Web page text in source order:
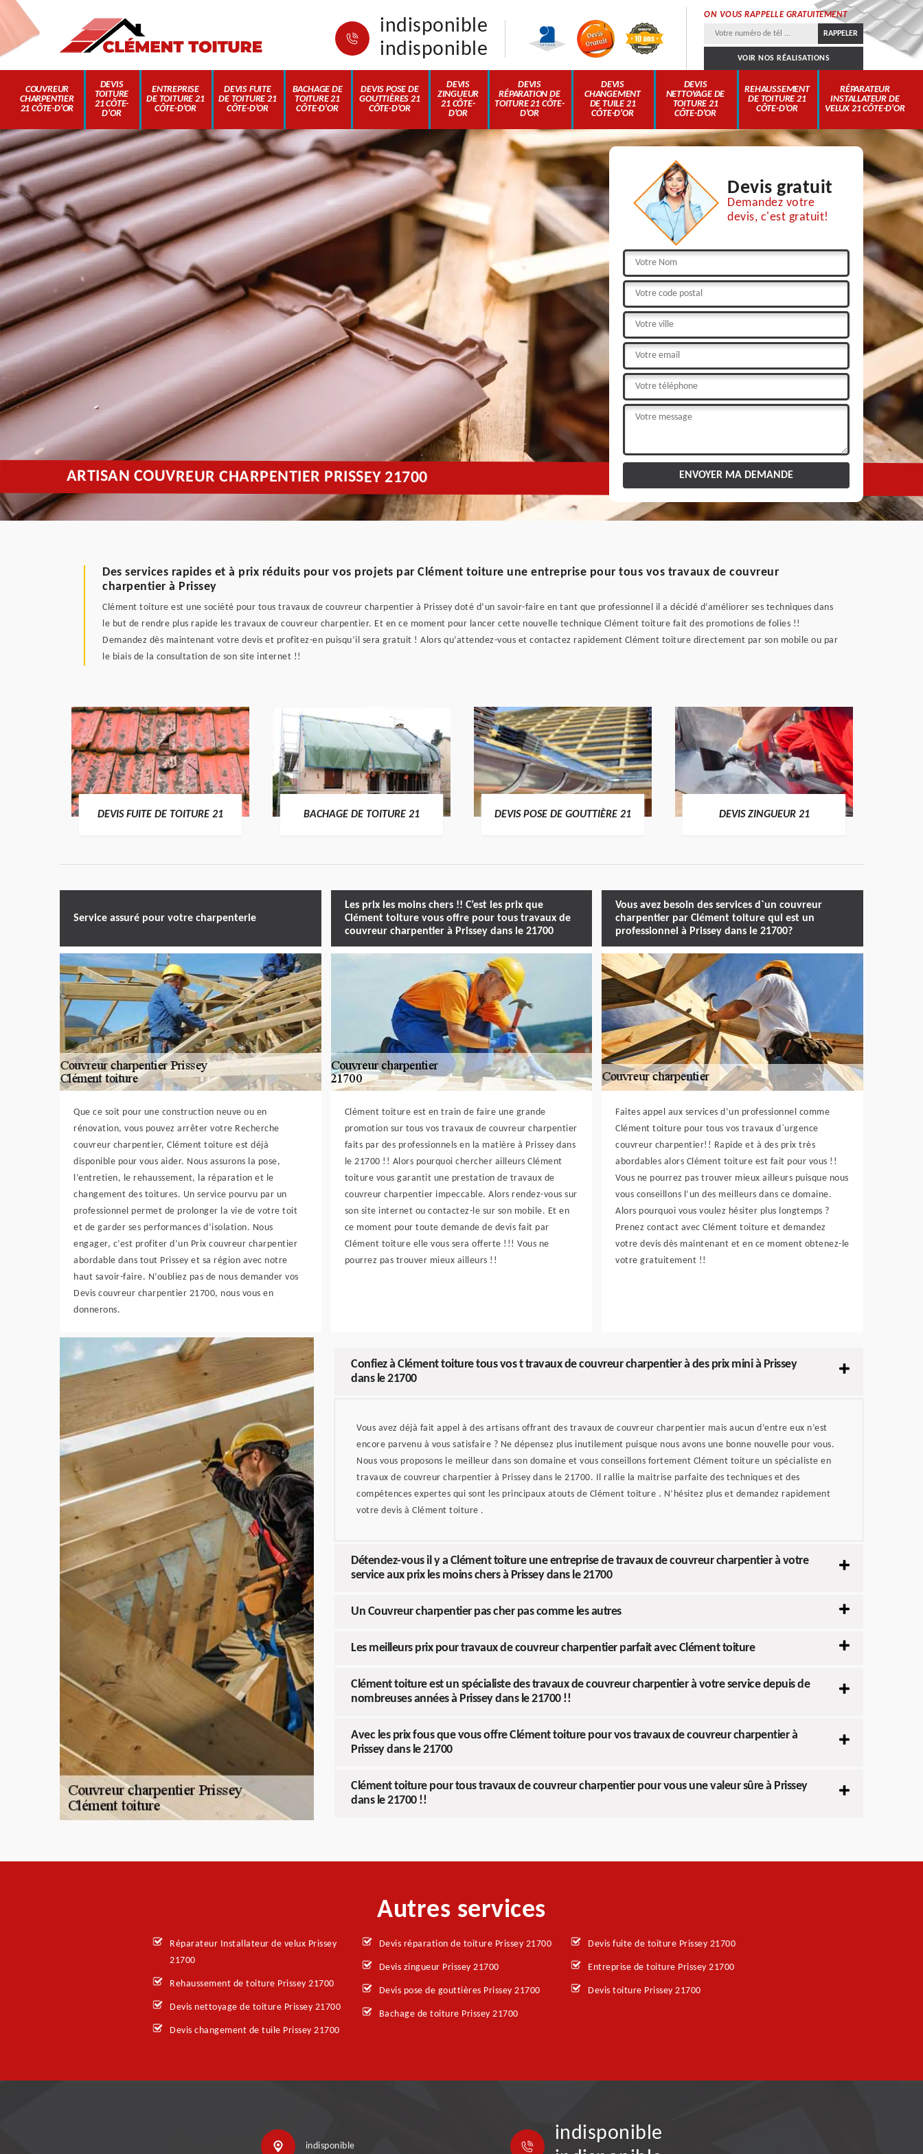
indisponible
indisponible
ON VOUS RAPPELLE GRATUITEMENT
VOIR NOS RÉALISATIONS
COUVREUR
CHARPENTIER
21 CÔTE-D'OR
DEVIS
TOITURE
21 CÔTE-
D'OR
ENTREPRISE
DE TOITURE 21
CÔTE-D'OR
DEVIS FUITE
DE TOITURE 21
CÔTE-D'OR
BACHAGE DE
TOITURE 21
CÔTE-D'OR
DEVIS POSE DE
GOUTTIÈRES 21
CÔTE-D'OR
DEVIS
ZINGUEUR
21 CÔTE-
D'OR
DEVIS
RÉPARATION DE
TOITURE 21 CÔTE-
D'OR
DEVIS
CHANGEMENT
DE TUILE 21
CÔTE-D'OR
DEVIS
NETTOYAGE DE
TOITURE 21
CÔTE-D'OR
REHAUSSEMENT
DE TOITURE 21
CÔTE-D'OR
RÉPARATEUR
INSTALLATEUR DE
VELUX 21 CÔTE-D'OR
Devis gratuit
Demandez votre
devis, c'est gratuit!
ARTISAN COUVREUR CHARPENTIER PRISSEY 21700
Des services rapides et à prix réduits pour vos projets par Clément toiture une entreprise pour tous vos travaux de couvreur
charpentier à Prissey
Clément toiture est une société pour tous travaux de couvreur charpentier à Prissey doté d’un savoir-faire en tant que professionnel il a décidé d’améliorer ses techniques dans
le but de rendre plus rapide les travaux de couvreur charpentier. Et en ce moment pour lancer cette nouvelle technique Clément toiture fait des promotions de folies !!
Demandez dès maintenant votre devis et profitez-en puisqu’il sera gratuit ! Alors qu’attendez-vous et contactez rapidement Clément toiture directement par son mobile ou par
le biais de la consultation de son site internet !!
DEVIS FUITE DE TOITURE 21 BACHAGE DE TOITURE 21 DEVIS POSE DE GOUTTIÈRE 21 DEVIS ZINGUEUR 21
Service assuré pour votre charpenterie
Que ce soit pour une construction neuve ou en
rénovation, vous pouvez arrêter votre Recherche
couvreur charpentier, Clément toiture est déjà
disponible pour vous aider. Nous assurons la pose,
l’entretien, le rehaussement, la réparation et le
changement des toitures. Un service pourvu par un
professionnel permet de prolonger la vie de votre toit
et de garder ses performances d’isolation. Nous
engager, c’est profiter d’un Prix couvreur charpentier
abordable dans tout Prissey et sa région avec notre
haut savoir-faire. N’oubliez pas de nous demander vos
Devis couvreur charpentier 21700, nous vous en
donnerons.
Les prix les moins chers !! C’est les prix que
Clément toiture vous offre pour tous travaux de
couvreur charpentier à Prissey dans le 21700
Clément toiture est en train de faire une grande
promotion sur tous vos travaux de couvreur charpentier
faits par des professionnels en la matière à Prissey dans
le 21700 !! Alors pourquoi chercher ailleurs Clément
toiture vous garantit une prestation de travaux de
couvreur charpentier impeccable. Alors rendez-vous sur
son site internet ou contactez-le sur son mobile. Et en
ce moment pour toute demande de devis fait par
Clément toiture elle vous sera offerte !!! Vous ne
pourrez pas trouver mieux ailleurs !!
Vous avez besoin des services d`un couvreur
charpentier par Clément toiture qui est un
professionnel à Prissey dans le 21700?
Faites appel aux services d’un professionnel comme
Clément toiture pour tous vos travaux d`urgence
couvreur charpentier!! Rapide et à des prix très
abordables alors Clément toiture est fait pour vous !!
Vous ne pourrez pas trouver mieux ailleurs puisque nous
vous conseillons l’un des meilleurs dans ce domaine.
Alors pourquoi vous voulez hésiter plus longtemps ?
Prenez contact avec Clément toiture et demandez
votre devis dès maintenant et en ce moment obtenez-le
votre gratuitement !!
Confiez à Clément toiture tous vos t travaux de couvreur charpentier à des prix mini à Prissey
dans le 21700
Vous avez déjà fait appel à des artisans offrant des travaux de couvreur charpentier mais aucun d’entre eux n’est
encore parvenu à vous satisfaire ? Ne dépensez plus inutilement puisque nous avons une bonne nouvelle pour vous.
Nous vous proposons le meilleur dans son domaine et vous conseillons fortement Clément toiture un spécialiste en
travaux de couvreur charpentier à Prissey dans le 21700. Il rallie la maitrise parfaite des techniques et des
compétences expertes qui sont les principaux atouts de Clément toiture . N’hésitez plus et demandez rapidement
votre devis à Clément toiture .
Détendez-vous il y a Clément toiture une entreprise de travaux de couvreur charpentier à votre
service aux prix les moins chers à Prissey dans le 21700
Un Couvreur charpentier pas cher pas comme les autres
Les meilleurs prix pour travaux de couvreur charpentier parfait avec Clément toiture
Clément toiture est un spécialiste des travaux de couvreur charpentier à votre service depuis de
nombreuses années à Prissey dans le 21700 !!
Avec les prix fous que vous offre Clément toiture pour vos travaux de couvreur charpentier à
Prissey dans le 21700
Clément toiture pour tous travaux de couvreur charpentier pour vous une valeur sûre à Prissey
dans le 21700 !!
Autres services
Réparateur Installateur de velux Prissey
21700
Rehaussement de toiture Prissey 21700
Devis nettoyage de toiture Prissey 21700
Devis changement de tuile Prissey 21700
Devis réparation de toiture Prissey 21700
Devis zingueur Prissey 21700
Devis pose de gouttières Prissey 21700
Bachage de toiture Prissey 21700
Devis fuite de toiture Prissey 21700
Entreprise de toiture Prissey 21700
Devis toiture Prissey 21700
indisponible
indisponible